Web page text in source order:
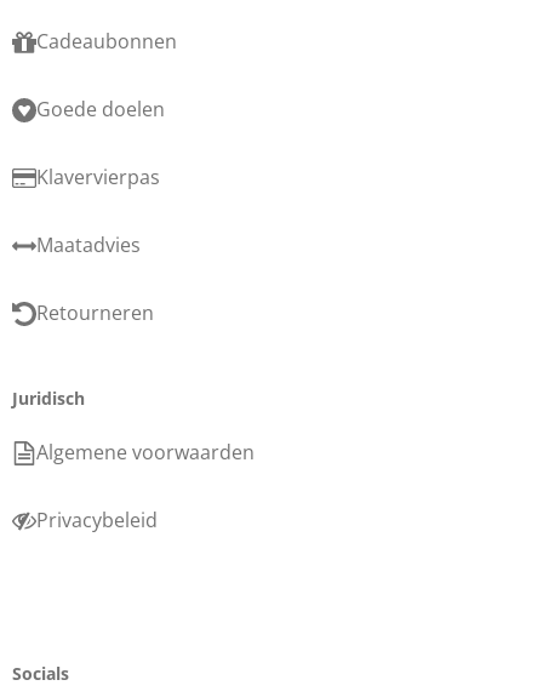
Cadeaubonnen
Goede doelen
Klavervierpas
Maatadvies
Retourneren
Juridisch
Algemene voorwaarden
Privacybeleid
Socials